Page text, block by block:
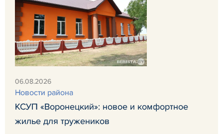
06.08.2026
Новости района
КСУП «Воронецкий»: новое и комфортное
жилье для тружеников